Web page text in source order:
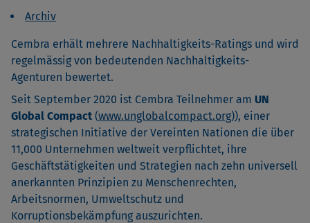
Archiv
Cembra erhält mehrere Nachhaltigkeits-Ratings und wird
regelmässig von bedeutenden Nachhaltigkeits-
Agenturen bewertet.
Seit September 2020 ist Cembra Teilnehmer am UN
Global Compact (www.unglobalcompact.org)), einer
strategischen Initiative der Vereinten Nationen die über
11,000 Unternehmen weltweit verpflichtet, ihre
Geschäftstätigkeiten und Strategien nach zehn universell
anerkannten Prinzipien zu Menschenrechten,
Arbeitsnormen, Umweltschutz und
Korruptionsbekämpfung auszurichten.